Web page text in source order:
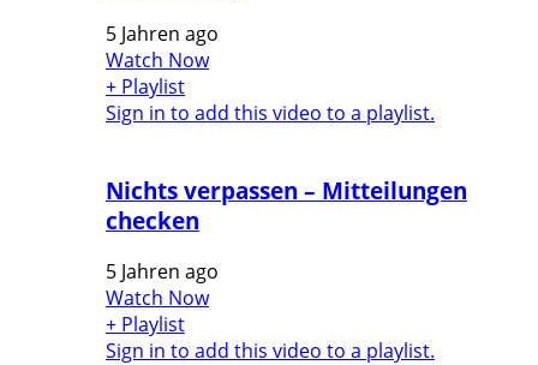
5 Jahren ago
Watch Now
+ Playlist
Sign in to add this video to a playlist.
Nichts verpassen – Mitteilungen
checken
5 Jahren ago
Watch Now
+ Playlist
Sign in to add this video to a playlist.